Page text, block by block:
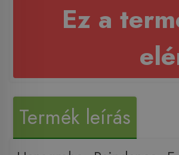
Ez a
Termék leírás